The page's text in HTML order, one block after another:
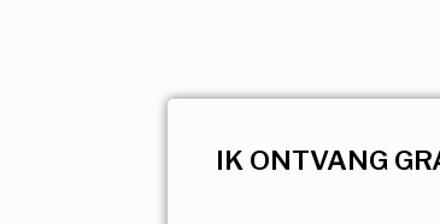
IK ONTVANG